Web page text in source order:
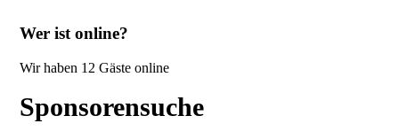
Wer ist online?
Wir haben 12 Gäste online
Sponsorensuche